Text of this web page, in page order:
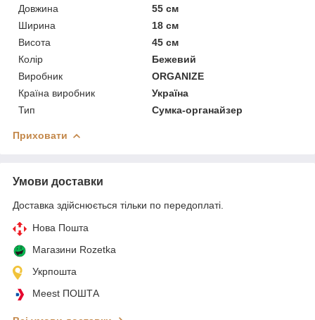
Довжина
55 см
Ширина
18 см
Висота
45 см
Колір
Бежевий
Виробник
ORGANIZE
Країна виробник
Україна
Тип
Сумка-органайзер
Приховати
Умови доставки
Доставка здійснюється тільки по передоплаті.
Нова Пошта
Магазини Rozetka
Укрпошта
Meest ПОШТА